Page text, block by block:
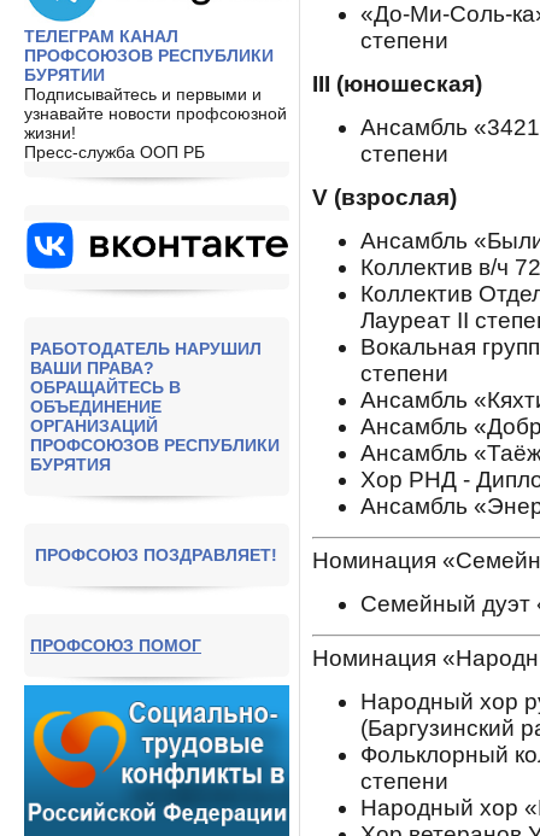
ТЕЛЕГРАМ КАНАЛ
ПРОФСОЮЗОВ РЕСПУБЛИКИ
БУРЯТИИ
Подписывайтесь и первыми и
узнавайте новости профсоюзной
жизни!
Пресс-служба ООП РБ
РАБОТОДАТЕЛЬ НАРУШИЛ
ВАШИ ПРАВА?
ОБРАЩАЙТЕСЬ В
ОБЪЕДИНЕНИЕ
ОРГАНИЗАЦИЙ
ПРОФСОЮЗОВ РЕСПУБЛИКИ
БУРЯТИЯ
ПРОФСОЮЗ ПОЗДРАВЛЯЕТ!
ПРОФСОЮЗ ПОМОГ
«До-Ми-Соль-
степени
III (юношеская)
Ансамбль
степени
V (взрослая)
Ансамбль
Коллектив в/ч
Коллектив
Лауреат II
Вокальная
степени
Ансамбль
Ансамбль
Ансамбль
Хор РНД -
Ансамбль
Номинация
Семейный дуэт
Номинация
Народный хор
(Баргузинский
Фольклорный
степени
Народный хор